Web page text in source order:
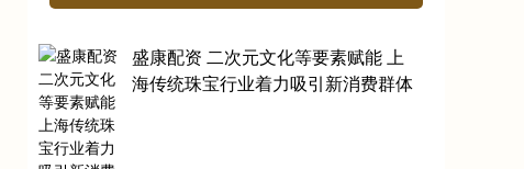
盛康配资 二次元文化等要素赋能 上
海传统珠宝行业着力吸引新消费群体